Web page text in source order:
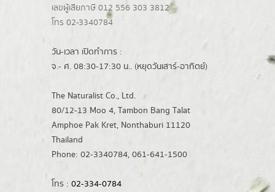
เลขผู้เสียภาษี 012 556 303 3812
โทร 02-3340784
วัน-เวลา เปิดทำการ :
จ.- ศ. 08:30-17:30 น.. (หยุดวันเสาร์-อาทิตย์)
The Naturalist Co., Ltd.
80/12-13 Moo 4, Tambon Bang Talat
Amphoe Pak Kret, Nonthaburi 11120
Thailand
Phone: 02-3340784, 061-641-1500
โทร : 02-334-0784